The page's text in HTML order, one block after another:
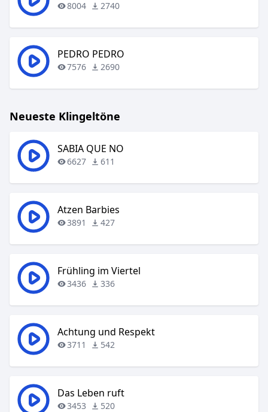
8004 2740
PEDRO PEDRO
7576 2690
Neueste Klingeltöne
SABIA QUE NO
6627 611
Atzen Barbies
3891 427
Frühling im Viertel
3436 336
Achtung und Respekt
3711 542
Das Leben ruft
3453 520